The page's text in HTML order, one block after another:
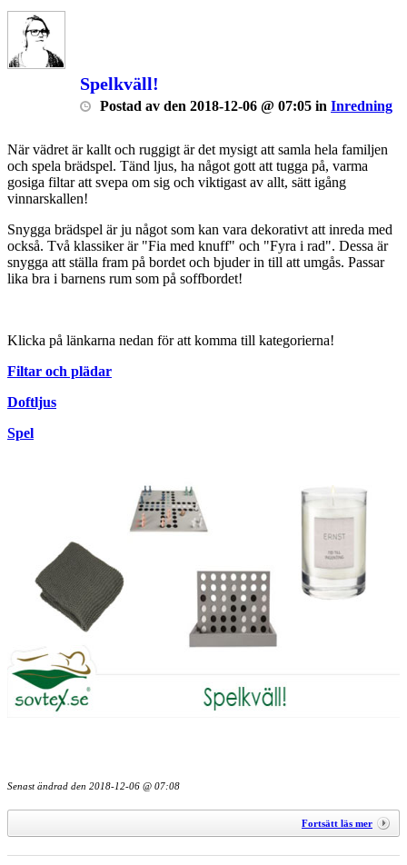
Spelkväll!
Postad av den 2018-12-06 @ 07:05 in Inredning
När vädret är kallt och ruggigt är det mysigt att samla hela familjen
och spela brädspel. Tänd ljus, ha något gott att tugga på, varma
gosiga filtar att svepa om sig och viktigast av allt, sätt igång
vinnarskallen!
Snygga brädspel är ju något som kan vara dekorativt att inreda med
också. Två klassiker är "Fia med knuff" och "Fyra i rad". Dessa är
snygga att ställa fram på bordet och bjuder in till att umgås. Passar
lika bra i barnens rum som på soffbordet!
Klicka på länkarna nedan för att komma till kategorierna!
Filtar och plädar
Doftljus
Spel
Senast ändrad den 2018-12-06 @ 07:08
Fortsätt läs mer